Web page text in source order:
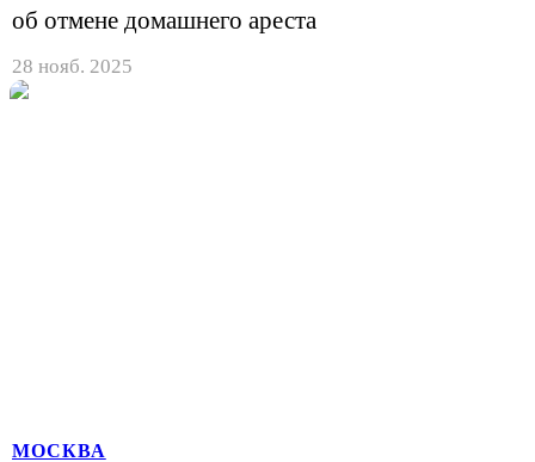
об отмене домашнего ареста
28 нояб. 2025
МОСКВА